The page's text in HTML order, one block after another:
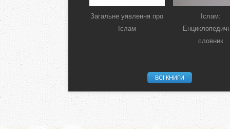
Загальне уявлення про
Іслам
Іслам:
словник
ВСІ КНИГИ